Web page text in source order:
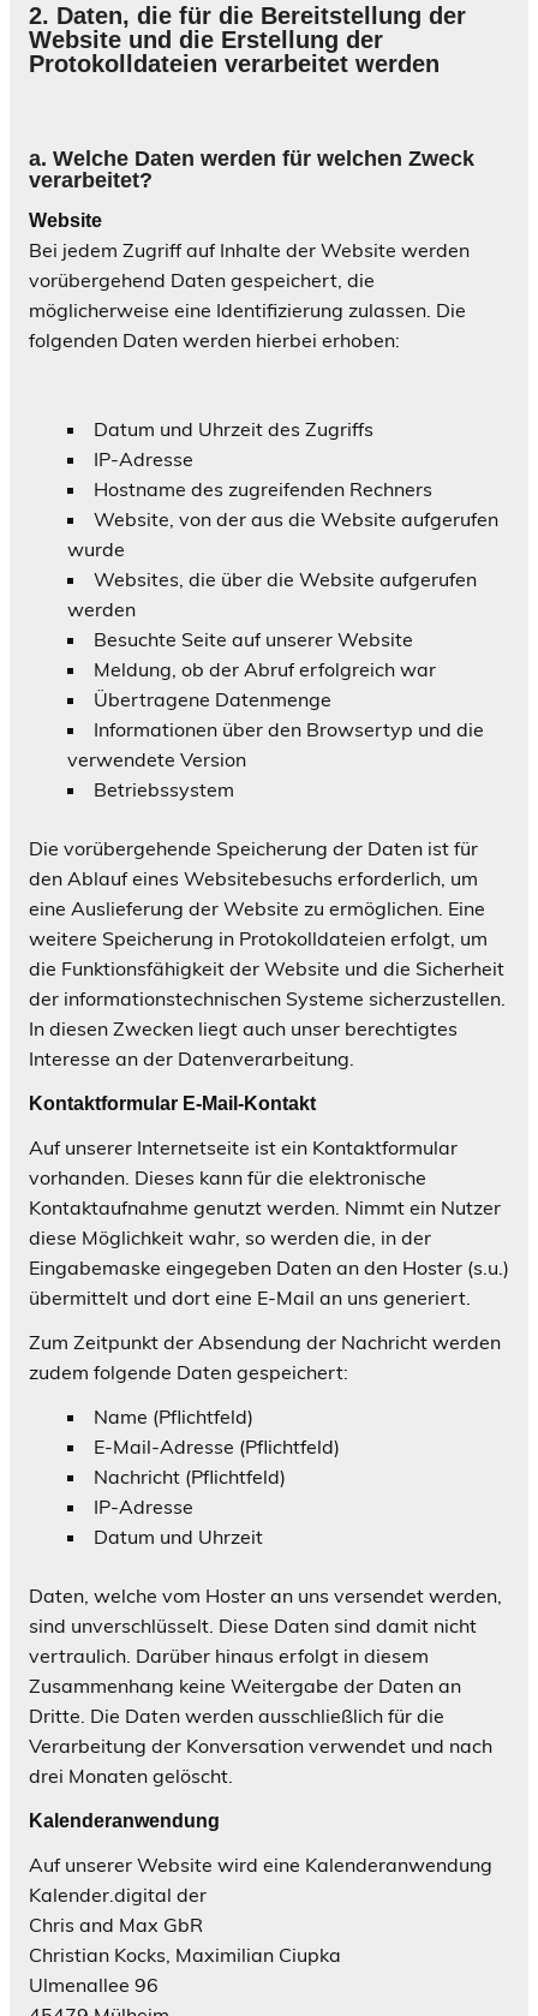
2. Daten, die für die Bereitstellung der
Website und die Erstellung der
Protokolldateien verarbeitet werden
a. Welche Daten werden für welchen Zweck
verarbeitet?
Website
Bei jedem Zugriff auf Inhalte der Website werden
vorübergehend Daten gespeichert, die
möglicherweise eine Identifizierung zulassen. Die
folgenden Daten werden hierbei erhoben:
Datum und Uhrzeit des Zugriffs
IP-Adresse
Hostname des zugreifenden Rechners
Website, von der aus die Website aufgerufen
wurde
Websites, die über die Website aufgerufen
werden
Besuchte Seite auf unserer Website
Meldung, ob der Abruf erfolgreich war
Übertragene Datenmenge
Informationen über den Browsertyp und die
verwendete Version
Betriebssystem
Die vorübergehende Speicherung der Daten ist für
den Ablauf eines Websitebesuchs erforderlich, um
eine Auslieferung der Website zu ermöglichen. Eine
weitere Speicherung in Protokolldateien erfolgt, um
die Funktionsfähigkeit der Website und die Sicherheit
der informationstechnischen Systeme sicherzustellen.
In diesen Zwecken liegt auch unser berechtigtes
Interesse an der Datenverarbeitung.
Kontaktformular E-Mail-Kontakt
Auf unserer Internetseite ist ein Kontaktformular
vorhanden. Dieses kann für die elektronische
Kontaktaufnahme genutzt werden. Nimmt ein Nutzer
diese Möglichkeit wahr, so werden die, in der
Eingabemaske eingegeben Daten an den Hoster (s.u.)
übermittelt und dort eine E-Mail an uns generiert.
Zum Zeitpunkt der Absendung der Nachricht werden
zudem folgende Daten gespeichert:
Name (Pflichtfeld)
E-Mail-Adresse (Pflichtfeld)
Nachricht (Pflichtfeld)
IP-Adresse
Datum und Uhrzeit
Daten, welche vom Hoster an uns versendet werden,
sind unverschlüsselt. Diese Daten sind damit nicht
vertraulich. Darüber hinaus erfolgt in diesem
Zusammenhang keine Weitergabe der Daten an
Dritte. Die Daten werden ausschließlich für die
Verarbeitung der Konversation verwendet und nach
drei Monaten gelöscht.
Kalenderanwendung
Auf unserer Website wird eine Kalenderanwendung
Kalender.digital der
Chris and Max GbR
Christian Kocks, Maximilian Ciupka
Ulmenallee 96